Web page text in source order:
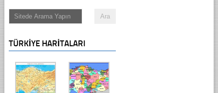
TÜRKIYE HARITALARI